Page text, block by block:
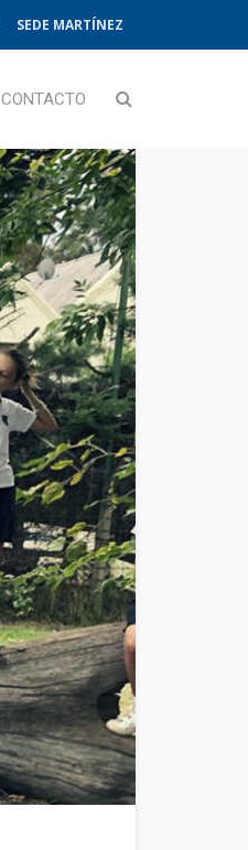
SEDE MARTÍNEZ
CONTACTO